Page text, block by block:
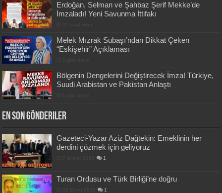
Erdoğan, Selman ve Şahbaz Şerif Mekke’de
İmzaladı! Yeni Savunma İttifakı
Melek Mızrak Subaşı’ndan Dikkat Çeken
“Eskişehir” Açıklaması
Bölgenin Dengelerini Değiştirecek İmza! Türkiye,
Suudi Arabistan ve Pakistan Anlaştı
En Son Gönderiler
Gazeteci-Yazar Aziz Dağtekin: Emeklinin her
derdini çözmek için geliyoruz
1
Turan Ordusu ve Türk Birliği’ne doğru
1